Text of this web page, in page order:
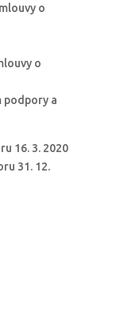
o
o
podpory a
16. 3. 2020
31. 12.